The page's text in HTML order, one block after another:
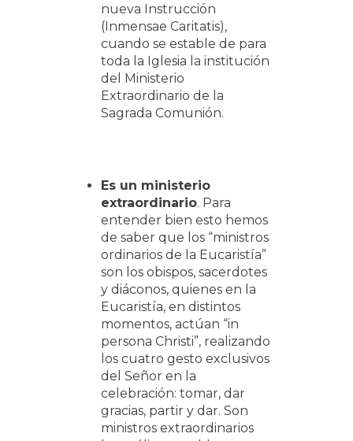
nueva Instrucción
(Inmensae Caritatis),
cuando se estable de para
toda la Iglesia la institución
del Ministerio
Extraordinario de la
Sagrada Comunión.
Es un ministerio
extraordinario. Para
entender bien esto hemos
de saber que los “ministros
ordinarios de la Eucaristía”
son los obispos, sacerdotes
y diáconos, quienes en la
Eucaristía, en distintos
momentos, actúan “in
persona Christi”, realizando
los cuatro gesto exclusivos
del Señor en la
celebración: tomar, dar
gracias, partir y dar. Son
ministros extraordinarios